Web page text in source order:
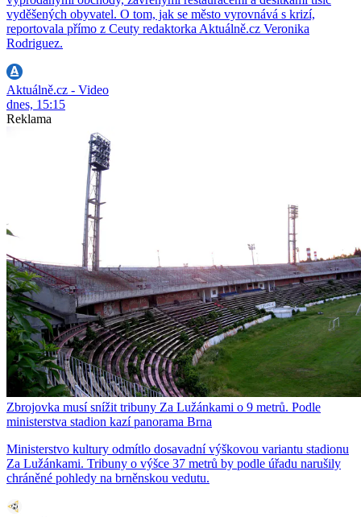
vyděšených obyvatel. O tom, jak se město vyrovnává s krizí,
reportovala přímo z Ceuty redaktorka Aktuálně.cz Veronika
Rodriguez.
Aktuálně.cz - Video
dnes, 15:15
Reklama
Zbrojovka musí snížit tribuny Za Lužánkami o 9 metrů. Podle
ministerstva stadion kazí panorama Brna
Ministerstvo kultury odmítlo dosavadní výškovou variantu stadionu
Za Lužánkami. Tribuny o výšce 37 metrů by podle úřadu narušily
chráněné pohledy na brněnskou vedutu.